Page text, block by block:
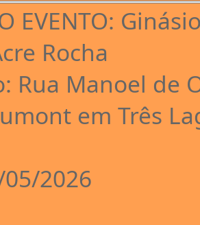
EVENTO:
Rocha
Rua Manoel de
em Três
05/2026